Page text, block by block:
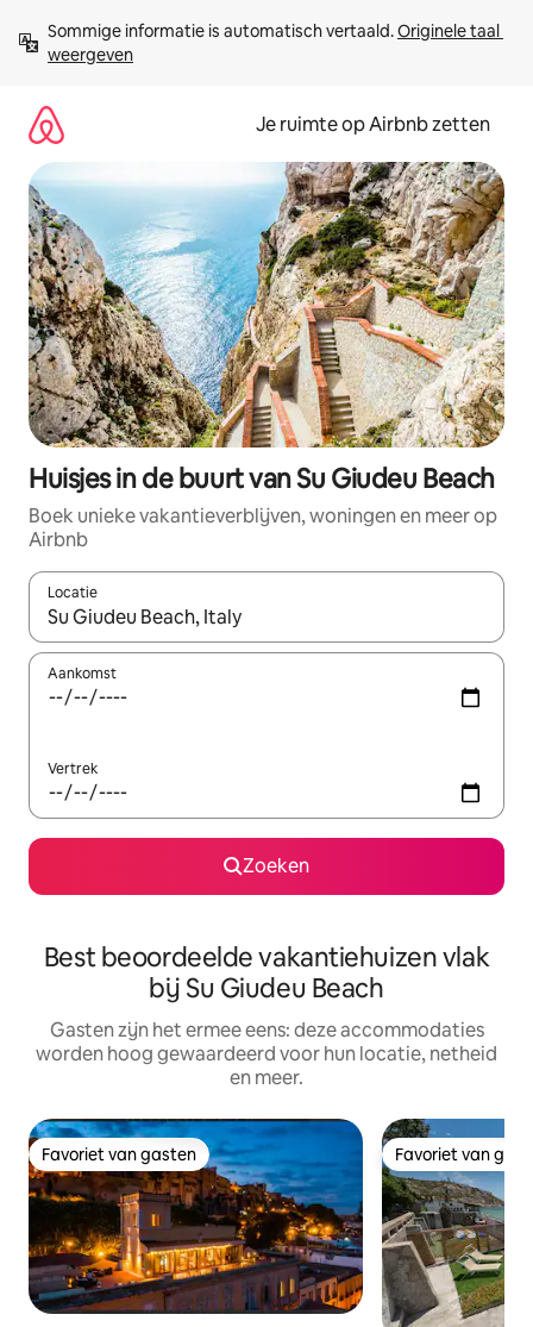
direct
naar
Sommige informatie is automatisch vertaald. Originele taal
weergeven
Je ruimte op Airbnb zetten
Huisjes in de buurt van Su Giudeu Beach
Boek unieke vakantieverblijven, woningen en meer op
Airbnb
Locatie
Wanneer er suggesties beschikbaar zijn, maak je een keuze
Aankomst
Vertrek
Zoeken
Best beoordeelde vakantiehuizen vlak
bij Su Giudeu Beach
Gasten zijn het ermee eens: deze accommodaties
worden hoog gewaardeerd voor hun locatie, netheid
en meer.
Favoriet van gasten
Favoriet van gasten Favoriet van
Favoriet van